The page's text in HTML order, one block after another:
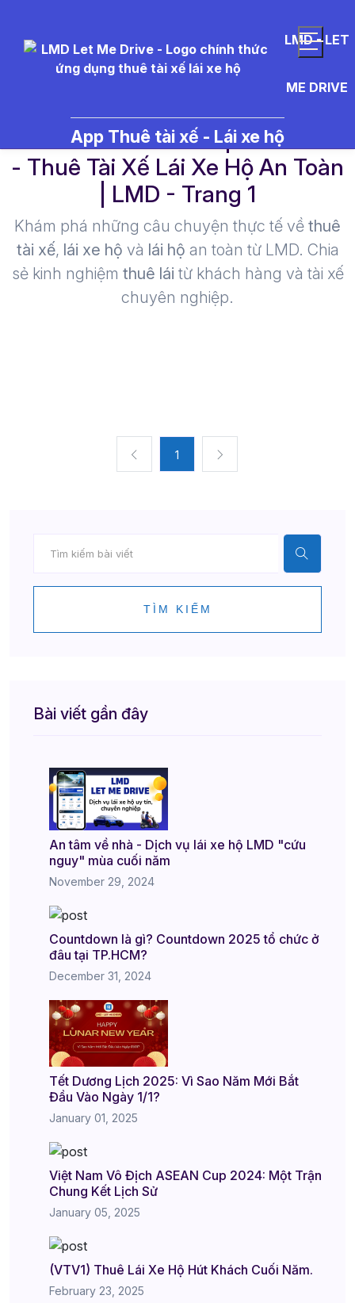
LMD - LET
ME DRIVE
App Thuê tài xế - Lái xe hộ
- Thuê Tài Xế Lái Xe Hộ An Toàn
| LMD - Trang 1​
Khám phá những câu chuyện thực tế về thuê
tài xế, lái xe hộ và lái hộ an toàn từ LMD. Chia
sẻ kinh nghiệm thuê lái từ khách hàng và tài xế
chuyên nghiệp.
1
TÌM KIẾM
Bài viết gần đây
An tâm về nhà - Dịch vụ lái xe hộ LMD "cứu
nguy" mùa cuối năm
November 29, 2024
Countdown là gì? Countdown 2025 tổ chức ở
đâu tại TP.HCM?
December 31, 2024
Tết Dương Lịch 2025: Vì Sao Năm Mới Bắt
Đầu Vào Ngày 1/1?
January 01, 2025
Việt Nam Vô Địch ASEAN Cup 2024: Một Trận
Chung Kết Lịch Sử
January 05, 2025
(VTV1) Thuê Lái Xe Hộ Hút Khách Cuối Năm.
February 23, 2025